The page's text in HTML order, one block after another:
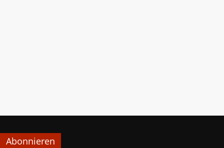
Abonnieren